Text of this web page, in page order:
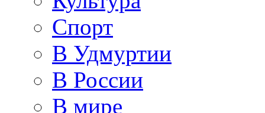
Спорт
В Удмуртии
В России
В мире